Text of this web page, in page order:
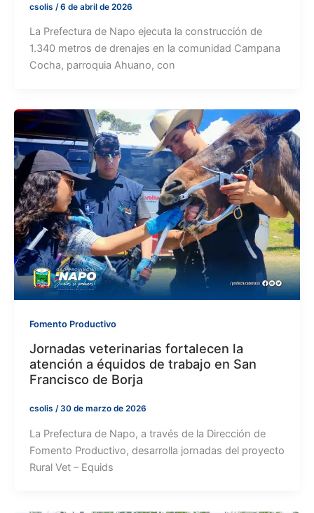
csolis /6 de abril de 2026
La Prefectura de Napo ejecuta la construcción de
1.340 metros de drenajes en la comunidad Campana
Cocha, parroquia Ahuano, con
Fomento Productivo
Jornadas veterinarias fortalecen la
atención a équidos de trabajo en San
Francisco de Borja
csolis /30 de marzo de 2026
La Prefectura de Napo, a través de la Dirección de
Fomento Productivo, desarrolla jornadas del proyecto
Rural Vet – Equids